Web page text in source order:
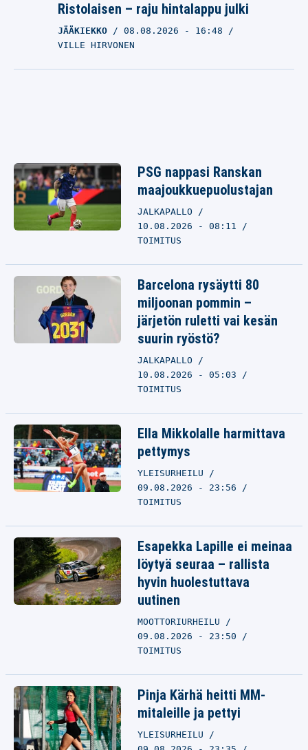
Ristolaisen – raju hintalappu julki
JÄÄKIEKKO 08.08.2026 - 16:48
VILLE HIRVONEN
PSG nappasi Ranskan
maajoukkuepuolustajan
JALKAPALLO
10.08.2026 - 08:11
TOIMITUS
Barcelona rysäytti 80
miljoonan pommin –
järjetön ruletti vai kesän
suurin ryöstö?
JALKAPALLO
10.08.2026 - 05:03
TOIMITUS
Ella Mikkolalle harmittava
pettymys
YLEISURHEILU
09.08.2026 - 23:56
TOIMITUS
Esapekka Lapille ei meinaa
löytyä seuraa – rallista
hyvin huolestuttava
uutinen
MOOTTORIURHEILU
09.08.2026 - 23:50
TOIMITUS
Pinja Kärhä heitti MM-
mitaleille ja pettyi
YLEISURHEILU